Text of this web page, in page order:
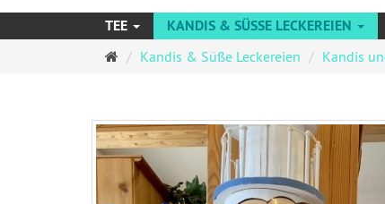
TEE KANDIS & SÜSSE LECKEREIEN
Startseite
Kandis & Süße Leckereien Kandis